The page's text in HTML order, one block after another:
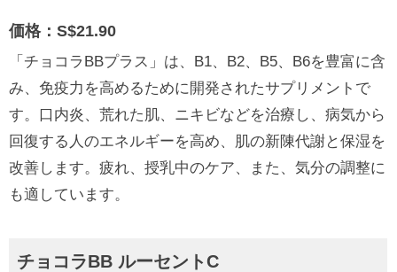
価格：S$21.90
「チョコラBBプラス」は、B1、B2、B5、B6を豊富に含
み、免疫力を高めるために開発されたサプリメントで
す。口内炎、荒れた肌、ニキビなどを治療し、病気から
回復する人のエネルギーを高め、肌の新陳代謝と保湿を
改善します。疲れ、授乳中のケア、また、気分の調整に
も適しています。
チョコラBB ルーセントC